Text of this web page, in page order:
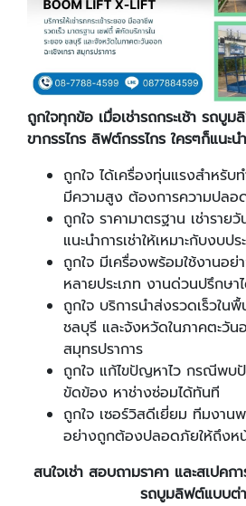
ถูกใจทุกข้อ เมื่อเช่ารถกระเช้า รถ
ขากรรไกร ลิฟต์กรรไกร ใครๆก็แนะน
ถูกใจ ได้เครื่องทุ่นแรงสำหรับ
มีความสูง ต้องการความปลอ
ถูกใจ ราคามาตรฐาน เช่าราย
แนะนำการเช่าให้เหมาะกับงบป
ถูกใจ มีเครื่องพร้อมใช้งานอย่
หลายประเภท งานด่วนปรึกษา
ถูกใจ บริการนำส่งรวดเร็วใน
ชลบุรี และจังหวัดในภาคตะวัน
สมุทรปราการ
ถูกใจ แก้ไขปัญหาไว กรณีพบ
ขัดข้อง หาช่างซ่อมได้ทันที
ถูกใจ เซอร์วิสดีเยี่ยม ทีมงาน
อย่างถูกต้องปลอดภัยให้ถึงห
สนใจเช่า สอบถามราคา และสเปคก
รถบูมลิฟต์แบบต่